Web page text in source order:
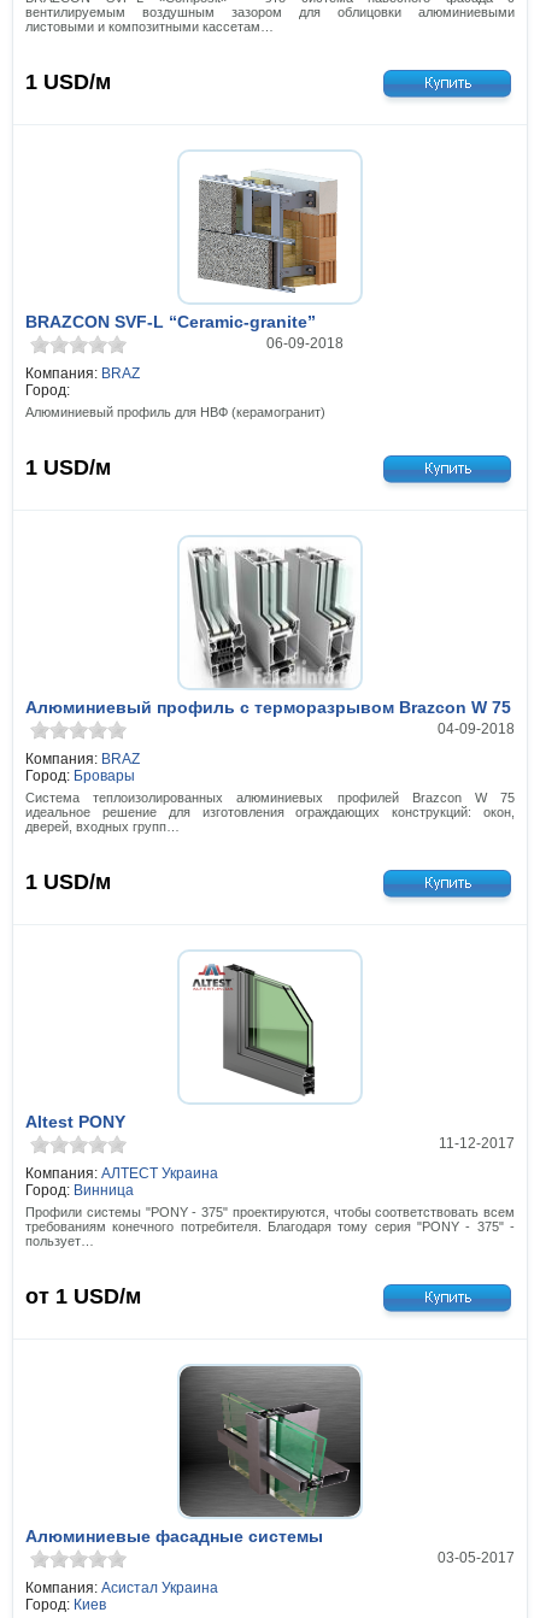
вентилируемым воздушным зазором для облицовки алюминиевыми
листовыми и композитными кассетам…
1 USD/м
BRAZCON SVF-L “Ceramic-granite”
06-09-2018
Компания: BRAZ
Город:
Алюминиевый профиль для НВФ (керамогранит)
1 USD/м
Алюминиевый профиль с терморазрывом Brazcon W 75
04-09-2018
Компания: BRAZ
Город: Бровары
Система теплоизолированных алюминиевых профилей Brazcon W 75
идеальное решение для изготовления ограждающих конструкций: окон,
дверей, входных групп…
1 USD/м
Altest PONY
11-12-2017
Компания: АЛТЕСТ Украина
Город: Винница
Профили системы "PONY - 375" проектируются, чтобы соответствовать всем
требованиям конечного потребителя. Благодаря тому серия "PONY - 375" -
пользует…
от 1 USD/м
Алюминиевые фасадные системы
03-05-2017
Компания: Асистал Украина
Город: Киев